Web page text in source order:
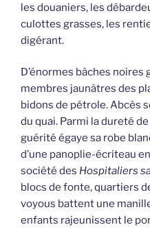
les douaniers, les
culottes grasses, les
digérant.
D’énormes bâches
membres jaunâtres des
bidons de pétrole. Abcès
du quai. Parmi la dureté
guérité égaye sa robe
d’une panoplie-écriteau
société des Hospitaliers
blocs de fonte, quartiers
voyous battent une
enfants rajeunissent le